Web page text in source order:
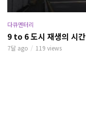
다큐멘터리
9 to 6 도시 재생의 시간
7달 ago 119 views